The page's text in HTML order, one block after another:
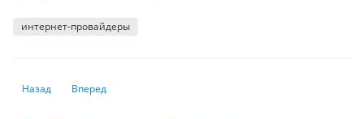
интернет-провайдеры
Предыдущий: Что ты такое: 10 книг об устройстве ИИ и его сходстве
Назад Следующий: 5 провальных автомобилей 80-х, которые
Вперед